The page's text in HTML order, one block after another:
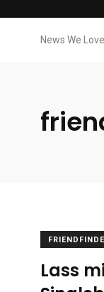
News We Love
Lass